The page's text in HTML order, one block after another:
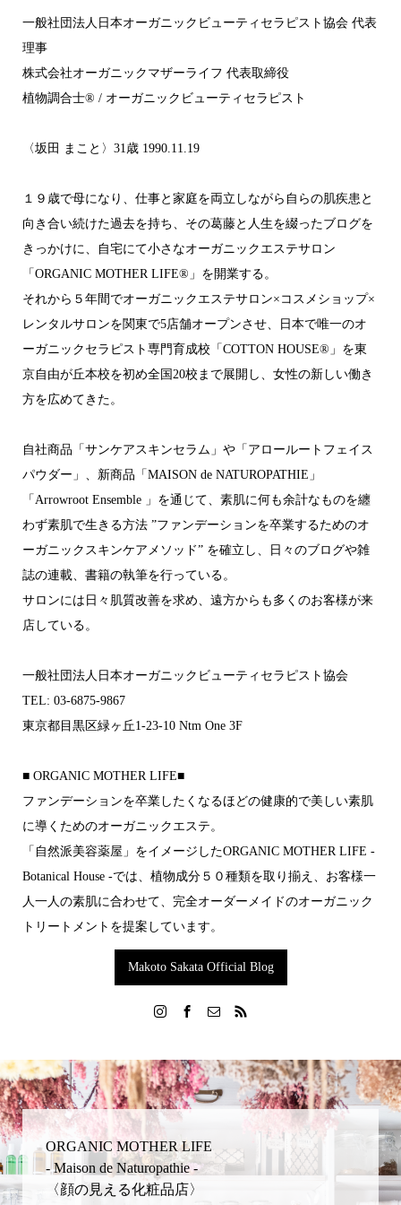
一般社団法人日本オーガニックビューティセラピスト協会 代表
理事
株式会社オーガニックマザーライフ 代表取締役
植物調合士®︎ / オーガニックビューティセラピスト
〈坂田 まこと〉31歳 1990.11.19
１９歳で母になり、仕事と家庭を両立しながら自らの肌疾患と
向き合い続けた過去を持ち、その葛藤と人生を綴ったブログを
きっかけに、自宅にて小さなオーガニックエステサロン
「ORGANIC MOTHER LIFE®︎」を開業する。
それから５年間でオーガニックエステサロン×コスメショップ×
レンタルサロンを関東で5店舗オープンさせ、日本で唯一のオ
ーガニックセラピスト専門育成校「COTTON HOUSE®︎」を東
京自由が丘本校を初め全国20校まで展開し、女性の新しい働き
方を広めてきた。
自社商品「サンケアスキンセラム」や「アロールートフェイス
パウダー」、新商品「MAISON de NATUROPATHIE」
「Arrowroot Ensemble 」を通じて、素肌に何も余計なものを纏
わず素肌で生きる方法 ”ファンデーションを卒業するためのオ
ーガニックスキンケアメソッド” を確立し、日々のブログや雑
誌の連載、書籍の執筆を行っている。
サロンには日々肌質改善を求め、遠方からも多くのお客様が来
店している。
一般社団法人日本オーガニックビューティセラピスト協会
TEL: 03-6875-9867
東京都目黒区緑ヶ丘1-23-10 Ntm One 3F
■ ORGANIC MOTHER LIFE■
ファンデーションを卒業したくなるほどの 健康的で美しい素肌
に導くためのオーガニックエステ。
「自然派美容薬屋」をイメージした ORGANIC MOTHER LIFE -
Botanical House -では 、植物成分５０種類を取り揃え 、お客様一
人一人の素肌に合わせて 、完全オーダーメイドの オーガニック
トリートメントを提案しています。
Makoto Sakata Official Blog
ORGANIC MOTHER LIFE
- Maison de Naturopathie -
〈顔の見える化粧品店〉